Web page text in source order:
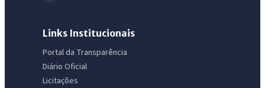
Links Institucionais
Portal da Transparência
Diário Oficial
Licitações